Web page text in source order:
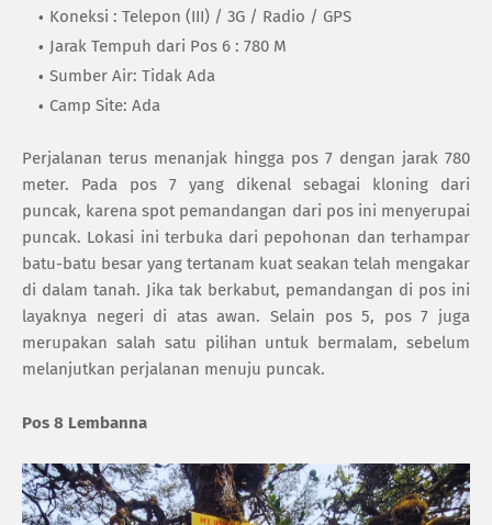
Koneksi : Telepon (III) / 3G / Radio / GPS
Jarak Tempuh dari Pos 6 : 780 M
Sumber Air: Tidak Ada
Camp Site: Ada
Perjalanan terus menanjak hingga pos 7 dengan jarak 780
meter. Pada pos 7 yang dikenal sebagai kloning dari
puncak, karena spot pemandangan dari pos ini menyerupai
puncak. Lokasi ini terbuka dari pepohonan dan terhampar
batu-batu besar yang tertanam kuat seakan telah mengakar
di dalam tanah. Jika tak berkabut, pemandangan di pos ini
layaknya negeri di atas awan. Selain pos 5, pos 7 juga
merupakan salah satu pilihan untuk bermalam, sebelum
melanjutkan perjalanan menuju puncak.
Pos 8 Lembanna